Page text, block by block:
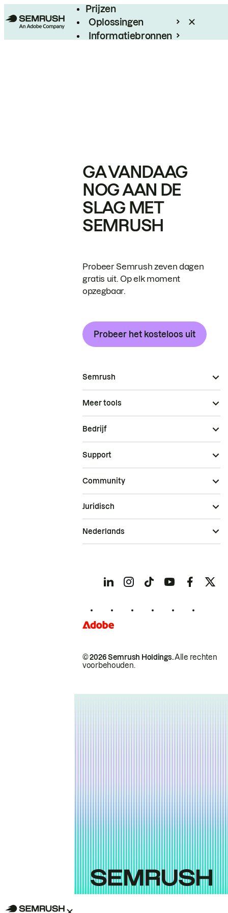
Prijzen
Oplossingen
Informatiebronnen
GA VANDAAG
NOG AAN DE
SLAG MET
SEMRUSH
Probeer Semrush zeven dagen
gratis uit. Op elk moment
opzegbaar.
Probeer het kosteloos uit
Semrush
Meer tools
Bedrijf
Support
Community
© 2026 Semrush Holdings.Alle rechten
voorbehouden.
Juridisch
Nederlands